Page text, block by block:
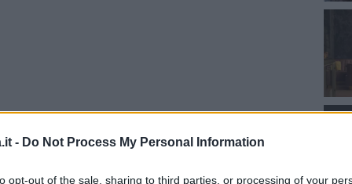
- Do Not Process My Personal Information
opt-out of the sale, sharing to third parties, or processing of your
acciughe) sono di mare, ma si trovano
parte di quella categoria di pesci che viene